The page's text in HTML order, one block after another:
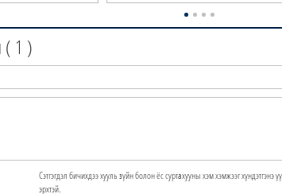
( 1 )
Сэтгэгдэл бичихдээ хууль зүйн болон ёс суртахууны хэм хэмжээг хүндэтгэнэ
эрхтэй.